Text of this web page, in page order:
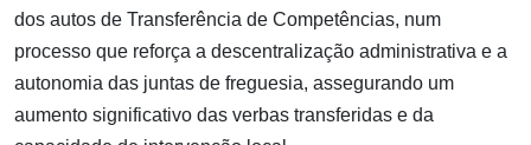
dos autos de Transferência de Competências, num
processo que reforça a descentralização administrativa e a
autonomia das juntas de freguesia, assegurando um
aumento significativo das verbas transferidas e da